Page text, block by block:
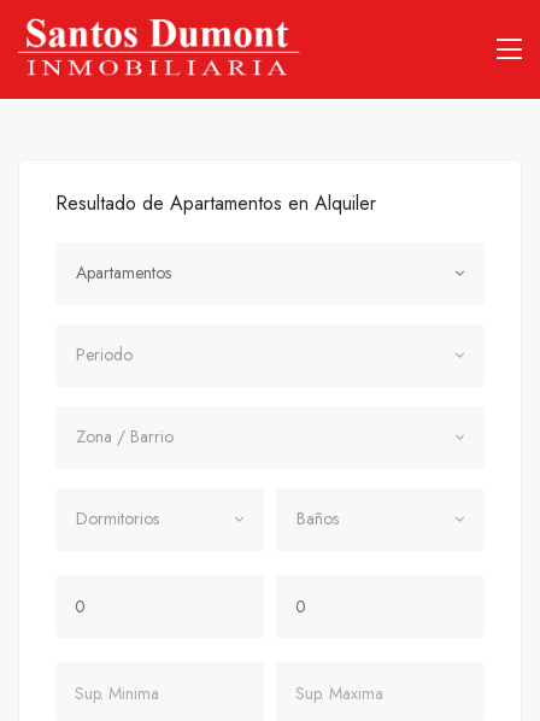
Resultado de Apartamentos en Alquiler
Apartamentos
Periodo
Zona / Barrio
Dormitorios Baños